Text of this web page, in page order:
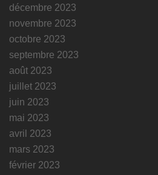
décembre 2023
novembre 2023
octobre 2023
septembre 2023
août 2023
juillet 2023
juin 2023
mai 2023
avril 2023
mars 2023
février 2023